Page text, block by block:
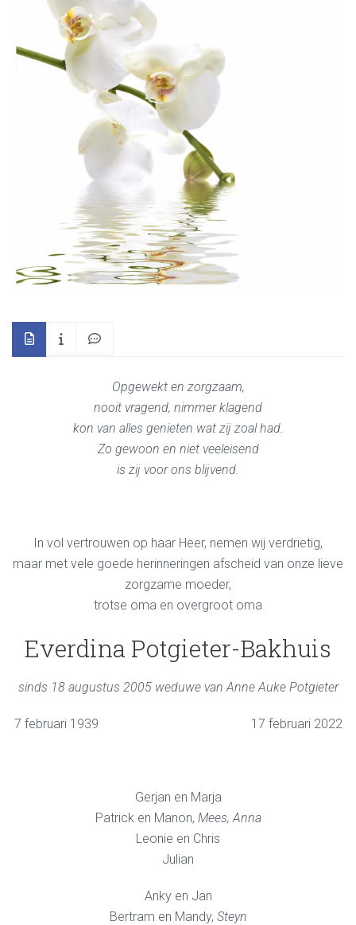
Opgewekt en zorgzaam,
nooit vragend, nimmer klagend
kon van alles genieten wat zij zoal had.
Zo gewoon en niet veeleisend
is zij voor ons blijvend.
In vol vertrouwen op haar Heer, nemen wij verdrietig,
maar met vele goede herinneringen afscheid van onze lieve
zorgzame moeder,
trotse oma en overgroot oma
Everdina Potgieter-Bakhuis
sinds 18 augustus 2005 weduwe van Anne Auke Potgieter
7 februari 1939 17 februari 2022
Gerjan en Marja
Patrick en Manon, Mees, Anna
Leonie en Chris
Julian
Anky en Jan
Bertram en Mandy, Steyn